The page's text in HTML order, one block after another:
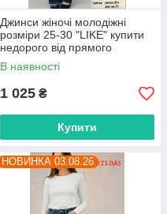
Джинси жіночі молодіжні
розміри 25-30 "LIKE" купити
недорого від прямого
постачальника
В наявності
1 025 ₴
Купити
НОВИНКА 03.08.26